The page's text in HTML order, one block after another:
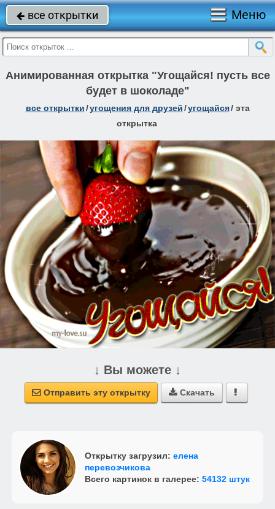
 все открытки Меню
Анимированная открытка "Угощайся! пусть все
будет в шоколаде"
все открытки/угощения для друзей/угощайся/ эта
открытка
↓ Вы можете ↓
 Отправить эту открытку  Скачать 
Открытку загрузил: елена
перевозчикова
Всего картинок в галерее: 54132 штук